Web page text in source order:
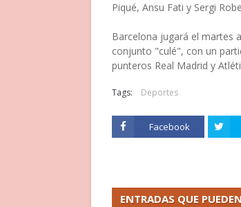
Piqué, Ansu Fati y Sergi
Barcelona jugará el martes
conjunto "culé", con un
punteros Real Madrid y
Tags: Deportes
Facebook
ENTRADAS QUE